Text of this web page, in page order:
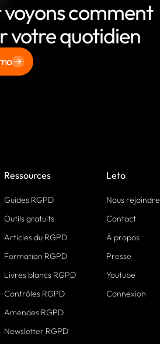
comment
votre quotidien
Ressources
Guides RGPD
Outils gratuits
Articles du RGPD
Formation RGPD
Livres blancs RGPD
Contrôles RGPD
Amendes RGPD
Newsletter RGPD
Leto
Nous rejoindre
Contact
À propos
Presse
Youtube
Connexion